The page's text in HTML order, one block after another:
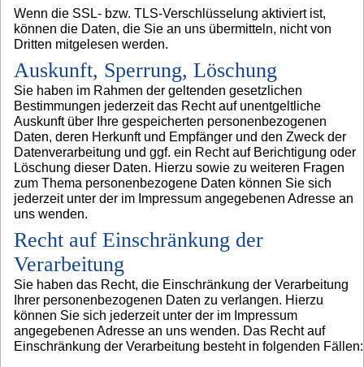
Wenn die SSL- bzw. TLS-Verschlüsselung aktiviert ist,
können die Daten, die Sie an uns übermitteln, nicht von
Dritten mitgelesen werden.
Auskunft, Sperrung, Löschung
Sie haben im Rahmen der geltenden gesetzlichen
Bestimmungen jederzeit das Recht auf unentgeltliche
Auskunft über Ihre gespeicherten personenbezogenen
Daten, deren Herkunft und Empfänger und den Zweck der
Datenverarbeitung und ggf. ein Recht auf Berichtigung oder
Löschung dieser Daten. Hierzu sowie zu weiteren Fragen
zum Thema personenbezogene Daten können Sie sich
jederzeit unter der im Impressum angegebenen Adresse an
uns wenden.
Recht auf Einschränkung der
Verarbeitung
Sie haben das Recht, die Einschränkung der Verarbeitung
Ihrer personenbezogenen Daten zu verlangen. Hierzu
können Sie sich jederzeit unter der im Impressum
angegebenen Adresse an uns wenden. Das Recht auf
Einschränkung der Verarbeitung besteht in folgenden Fällen: